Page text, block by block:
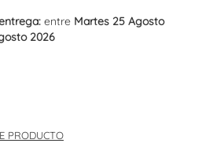
entre Martes 25 Agosto
2026
PRODUCTO